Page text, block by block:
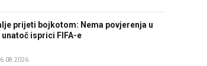
prijeti bojkotom: Nema povjerenja u
unatoč isprici FIFA-e